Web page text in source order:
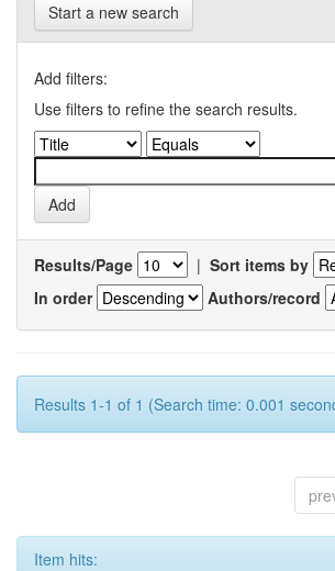
Start a new search
Add filters:
Use filters to refine the search results.
Results/Page | Sort items by
In order
Authors/record
Results 1-1 of 1 (Search time: 0.001
Item hits: